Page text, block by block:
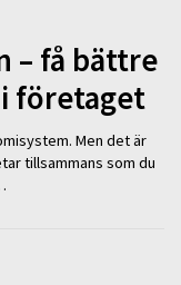
– få bättre
företaget
Men det är
tillsammans som du